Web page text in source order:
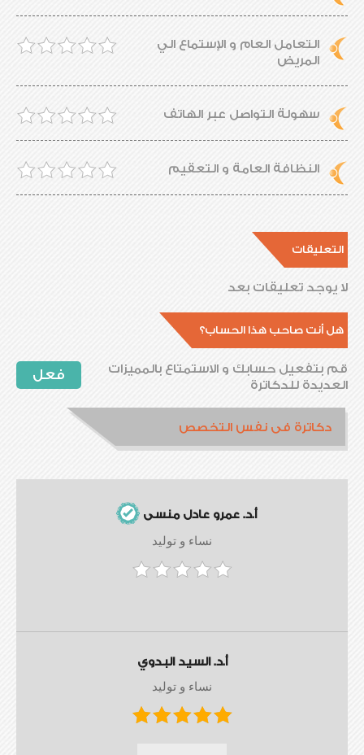
التعامل العام و الإستماع الي
المريض
سهولة التواصل عبر الهاتف
النظافة العامة و التعقيم
التعليقات
لا يوجد تعليقات بعد
هل أنت صاحب هذا الحساب؟
فعل
قم بتفعيل حسابك و الاستمتاع بالمميزات
العديدة للدكاترة
دكاترة فى نفس التخصص
أ.د. عمرو عادل منسى
نساء و توليد
أ.د. السيد البدوي
نساء و توليد